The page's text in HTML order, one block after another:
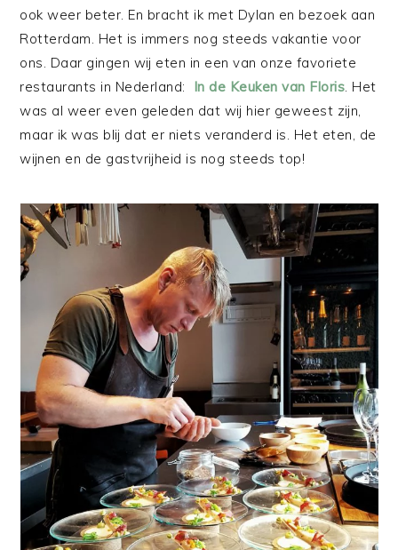
ook weer beter. En bracht ik met Dylan en bezoek aan
Rotterdam. Het is immers nog steeds vakantie voor
ons. Daar gingen wij eten in een van onze favoriete
restaurants in Nederland: In de Keuken van Floris. Het
was al weer even geleden dat wij hier geweest zijn,
maar ik was blij dat er niets veranderd is. Het eten, de
wijnen en de gastvrijheid is nog steeds top!